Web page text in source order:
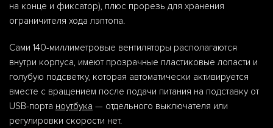
на конце и фиксатор), плюс прорезь для хранения
ограничителя хода лэптопа.
Сами 140-миллиметровые вентиляторы располагаются
внутри корпуса, имеют прозрачные пластиковые лопасти и
голубую подсветку, которая автоматически активируется
вместе с вращением после подачи питания на подставку от
USB-порта ноутбука — отдельного выключателя или
регулировки скорости нет.